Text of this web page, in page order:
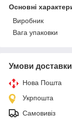
Основні
Виробник
Вага упаковки
Умови доставки
Нова Пошта
Укрпошта
Самовивіз